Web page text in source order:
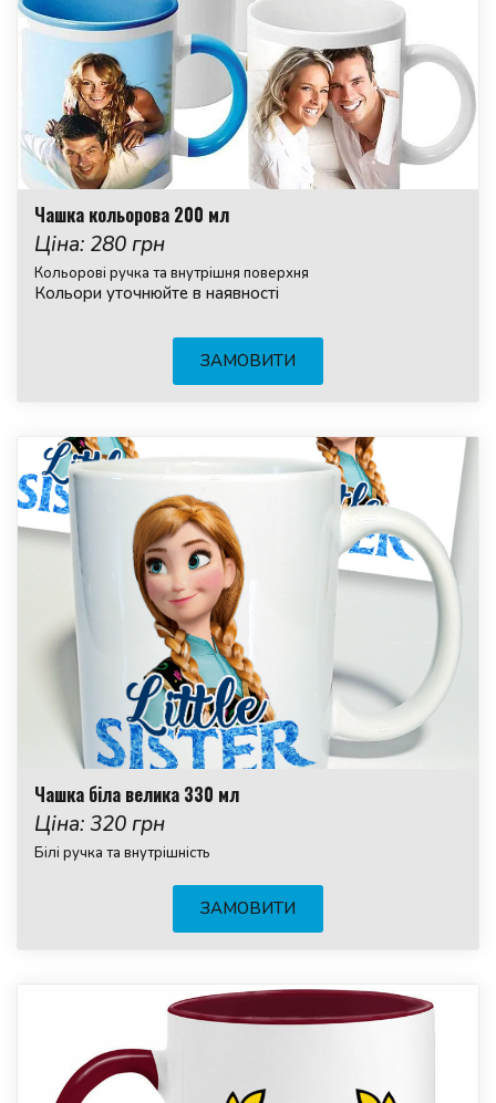
Чашка кольорова 200 мл
Ціна: 280 грн
Кольорові ручка та внутрішня поверхня
Кольори уточнюйте в наявності
ЗАМОВИТИ
Чашка біла велика 330 мл
Ціна: 320 грн
Білі ручка та внутрішність
ЗАМОВИТИ